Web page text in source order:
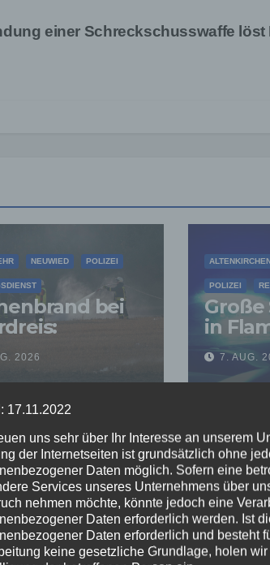
einer Schreckschusswaffe löst
NEUWIED POLIZEI
bei
auf
2026
POLIZEI
Große
in
7. AUG.
17.11.2022
uns sehr über Ihr Interesse an unserem
der Internetseiten ist grundsätzlich ohne
Daten möglich. Sofern eine
Services unseres Unternehmens über
nehmen möchte, könnte jedoch eine
Daten erforderlich werden. Ist
Daten erforderlich und besteht
keine gesetzliche Grundlage, holen